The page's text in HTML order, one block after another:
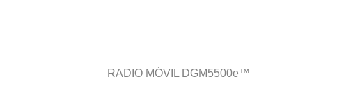
RADIO MÓVIL DGM5500e™